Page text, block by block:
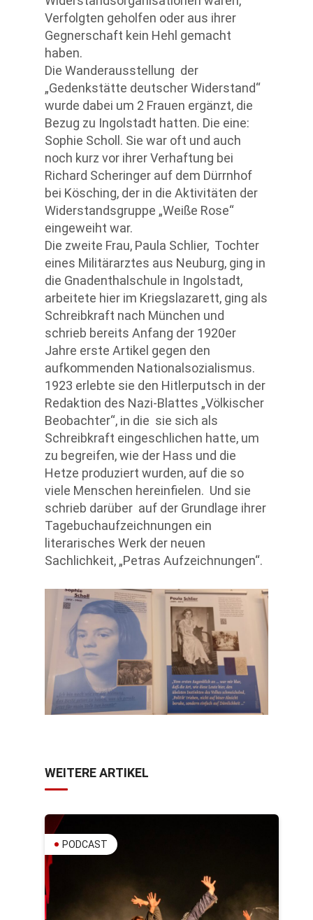
Verfolgten geholfen oder aus ihrer
Gegnerschaft kein Hehl gemacht
haben.
Die Wanderausstellung der
„Gedenkstätte deutscher Widerstand“
wurde dabei um 2 Frauen ergänzt, die
Bezug zu Ingolstadt hatten. Die eine:
Sophie Scholl. Sie war oft und auch
noch kurz vor ihrer Verhaftung bei
Richard Scheringer auf dem Dürrnhof
bei Kösching, der in die Aktivitäten der
Widerstandsgruppe „Weiße Rose“
eingeweiht war.
Die zweite Frau, Paula Schlier, Tochter
eines Militärarztes aus Neuburg, ging in
die Gnadenthalschule in Ingolstadt,
arbeitete hier im Kriegslazarett, ging als
Schreibkraft nach München und
schrieb bereits Anfang der 1920er
Jahre erste Artikel gegen den
aufkommenden Nationalsozialismus.
1923 erlebte sie den Hitlerputsch in der
Redaktion des Nazi-Blattes „Völkischer
Beobachter“, in die sie sich als
Schreibkraft eingeschlichen hatte, um
zu begreifen, wie der Hass und die
Hetze produziert wurden, auf die so
viele Menschen hereinfielen. Und sie
schrieb darüber auf der Grundlage ihrer
Tagebuchaufzeichnungen ein
literarisches Werk der neuen
Sachlichkeit, „Petras Aufzeichnungen“.
WEITERE ARTIKEL
PODCAST